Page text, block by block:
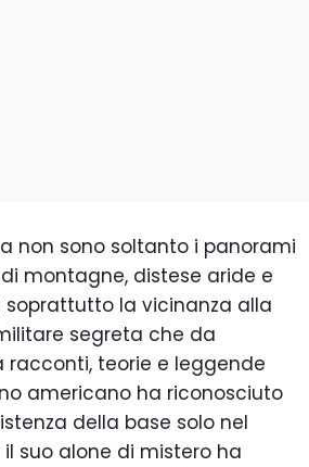
non sono soltanto i panorami
montagne, distese aride e
soprattutto la vicinanza alla
segreta che da
teorie e leggende
americano ha riconosciuto
della base solo nel
il suo alone di mistero ha